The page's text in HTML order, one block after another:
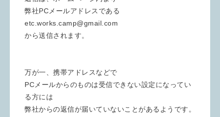
弊社PCメールアドレスである
etc.works.camp@gmail.com
から送信されます。
万が一、携帯アドレスなどで
PCメールからのものは受信できない設定になってい
る方には
弊社からの返信が届いていないことがあるようです。